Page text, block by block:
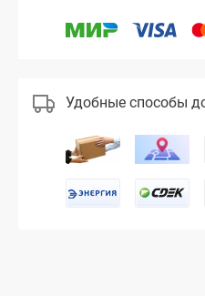
Удобные способы